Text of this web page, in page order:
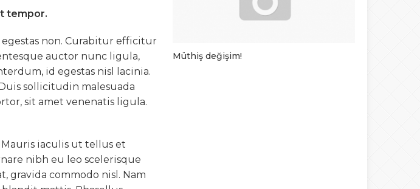
tempor.
non. Curabitur efficitur
auctor nunc ligula,
id egestas nisl lacinia.
sollicitudin malesuada
sit amet venenatis ligula.
iaculis ut tellus et
nibh eu leo scelerisque
gravida commodo nisl. Nam
Müthiş değişim!